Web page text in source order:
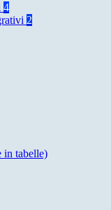
4
2
in tabelle)